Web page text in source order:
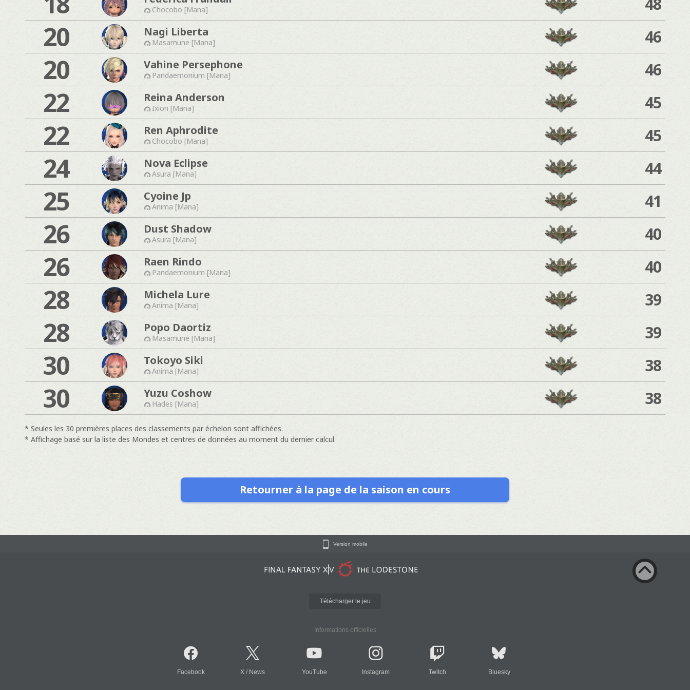
Chocobo [Mana]
20 Nagi Liberta
Masamune [Mana] 46
20 Vahine Persephone
Pandaemonium [Mana] 46
22 Reina Anderson
Ixion [Mana] 45
22 Ren Aphrodite
Chocobo [Mana] 45
24 Nova Eclipse
Asura [Mana] 44
25 Cyoine Jp
Anima [Mana] 41
26 Dust Shadow
Asura [Mana] 40
26 Raen Rindo
Pandaemonium [Mana] 40
28 Michela Lure
Anima [Mana] 39
28 Popo Daortiz
Masamune [Mana] 39
30 Tokoyo Siki
Anima [Mana] 38
30 Yuzu Coshow
Hades [Mana] 38
* Seules les 30 premières places des classements par échelon sont affichées.
* Affichage basé sur la liste des Mondes et centres de données au moment du dernier calcul.
Retourner à la page de la saison en cours
Version mobile
Télécharger le jeu
Informations officielles
Facebook X / News YouTube Instagram Twitch Bluesky